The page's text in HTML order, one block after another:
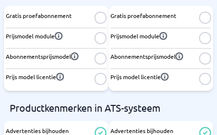
Gratis proefabonnement
Prijsmodel module
Abonnementsprijsmodel
Prijs model licentie
Gratis proefabonnement
Prijsmodel module
Abonnementsprijsmodel
Prijs model licentie
Productkenmerken in ATS-systeem
Advertenties bijhouden Advertenties bijhouden